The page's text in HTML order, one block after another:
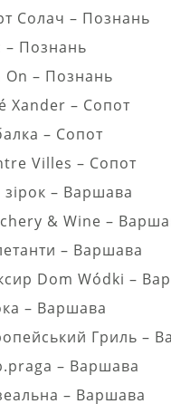
Солач – Познань
– Познань
On – Познань
Xander – Сопот
– Сопот
Villes – Сопот
зірок – Варшава
& Wine –
– Варшава
Dom Wódki –
– Варшава
Гриль –
– Варшава
– Варшава